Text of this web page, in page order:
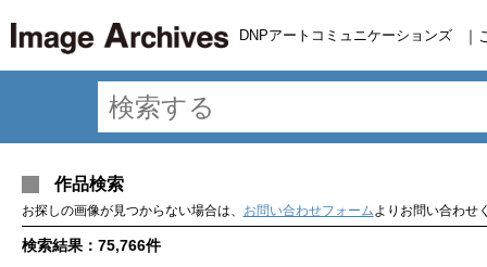
DNPアートコミュニケーションズ ｜
作品検索
お探しの画像が見つからない場合は、 お問い合わせフォームよりお問い合わせ
検索結果：75,766件